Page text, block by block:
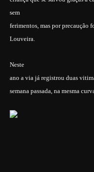
sem
ferimentos, mas por precaução
Louveira.
Neste
ano a via já registrou duas
semana passada, na mesma